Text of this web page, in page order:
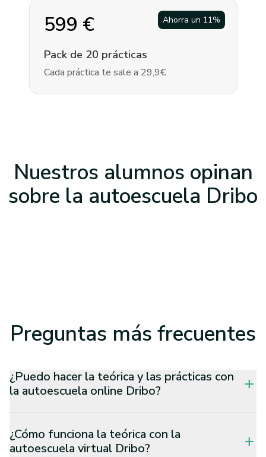
Ahorra un 11%
599 €
Pack de 20 prácticas
Cada práctica te sale a 29,9€
Nuestros alumnos opinan
sobre la autoescuela Dribo
Preguntas más frecuentes
¿Puedo hacer la teórica y las prácticas con
la autoescuela online Dribo?
add
¿Cómo funciona la teórica con la
autoescuela virtual Dribo?
add